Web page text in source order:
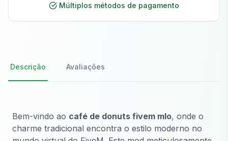
Múltiplos métodos de pagamento
Descrição Avaliações
Bem-vindo ao café de donuts fivem mlo, onde o
charme tradicional encontra o estilo moderno no